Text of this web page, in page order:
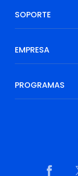
SOPORTE
EMPRESA
PROGRAMAS